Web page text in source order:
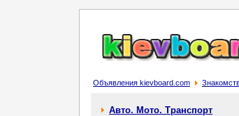
Объявления kievboard.com
Авто. Мото. Транспорт